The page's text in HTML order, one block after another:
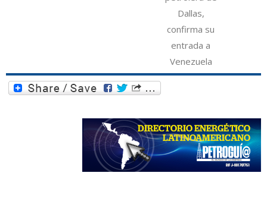
Dallas,
confirma su
entrada a
Venezuela